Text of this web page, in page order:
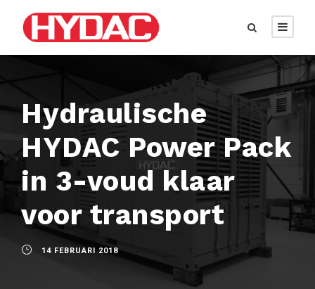
Hydraulische
HYDAC Power Pack
in 3-voud klaar
voor transport
14 FEBRUARI 2018